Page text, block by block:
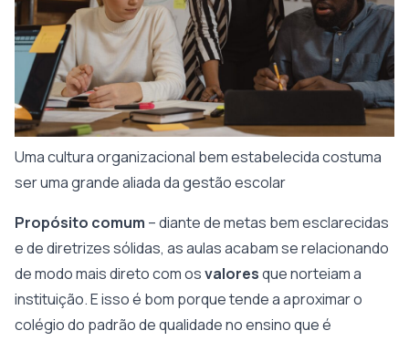
Uma cultura organizacional bem estabelecida costuma
ser uma grande aliada da gestão escolar
Propósito comum – diante de metas bem esclarecidas
e de diretrizes sólidas, as aulas acabam se relacionando
de modo mais direto com osvaloresque norteiam a
instituição. E isso é bom porque tende a aproximar o
colégio do padrão de qualidade no ensino que é